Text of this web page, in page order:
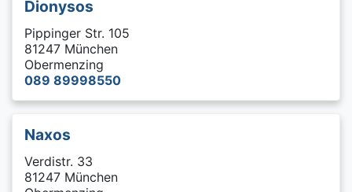
Dionysos
Pippinger Str. 105
81247 München
Obermenzing
089 89998550
Naxos
Verdistr. 33
81247 München